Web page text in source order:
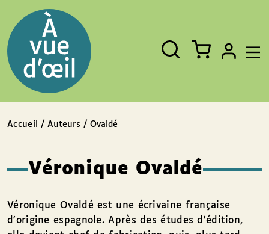
Fermer
Rechercher
un
livre,
un
auteur,
un
EAN
Accueil / Auteurs / Ovaldé
Véronique Ovaldé
Véronique Ovaldé est une écrivaine française
d'origine espagnole. Après des études d'édition,